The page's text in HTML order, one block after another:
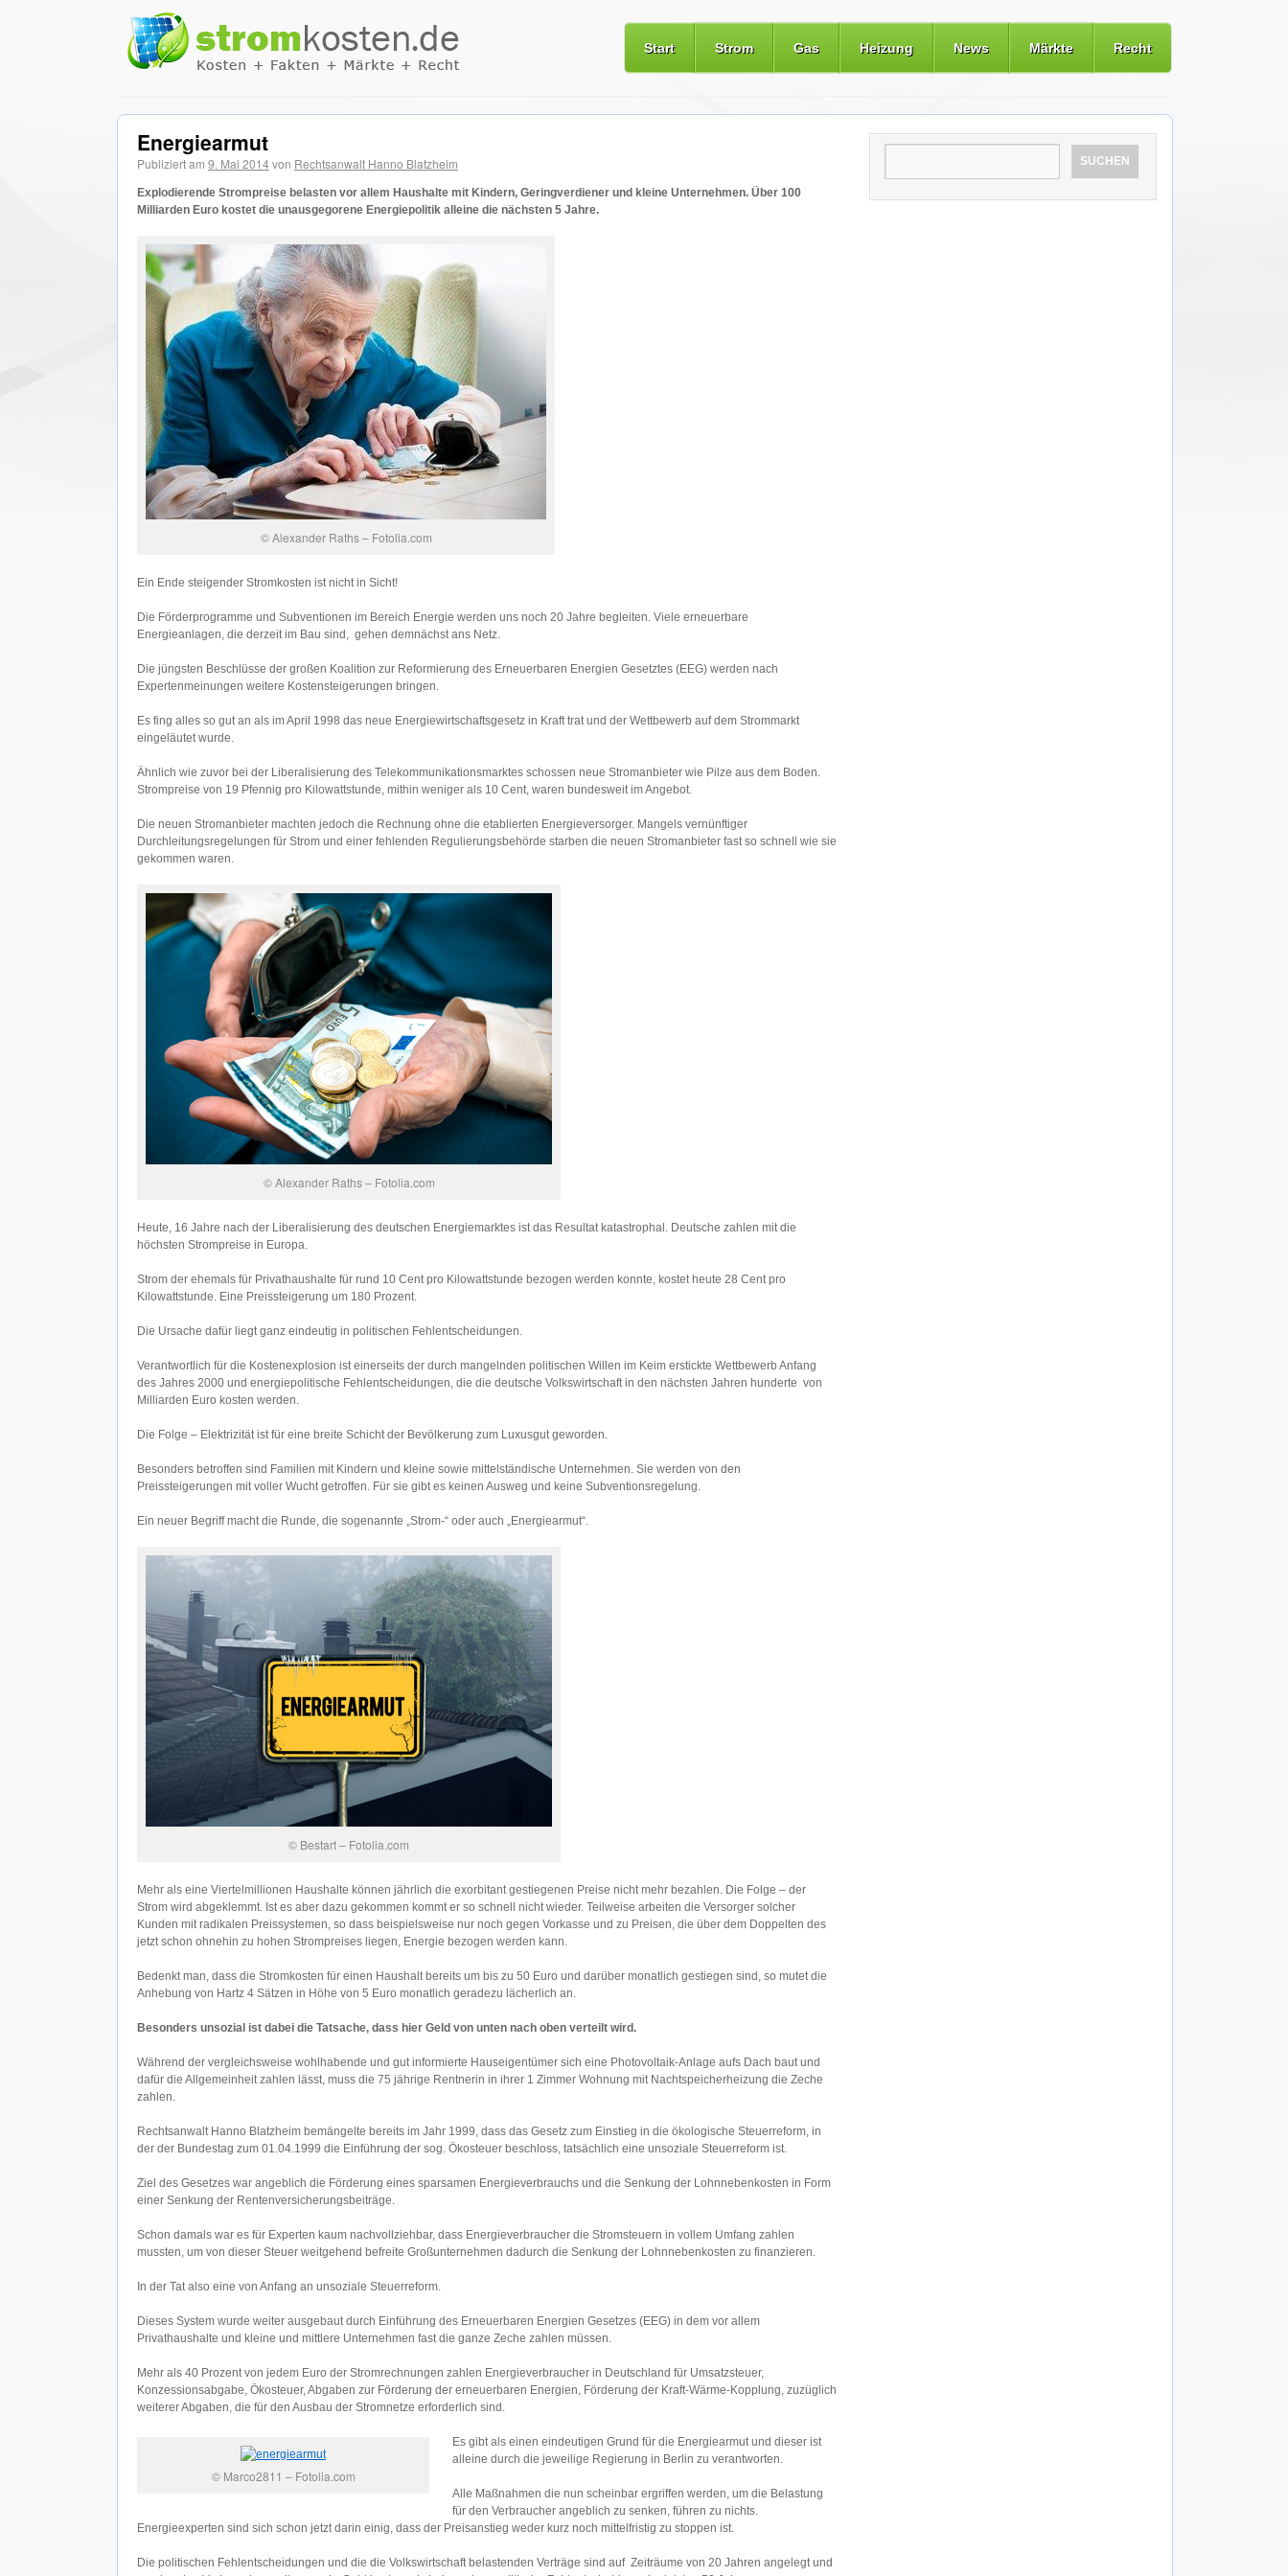
Start Strom Gas Heizung News Märkte Recht
Energiearmut
Publiziert am 9. Mai 2014von Rechtsanwalt Hanno Blatzheim
Explodierende Strompreise belasten vor allem Haushalte mit Kindern, Geringverdiener und kleine Unternehmen. Über 100
Milliarden Euro kostet die unausgegorene Energiepolitik alleine die nächsten 5 Jahre.
© Alexander Raths – Fotolia.com
Ein Ende steigender Stromkosten ist nicht in Sicht!
Die Förderprogramme und Subventionen im Bereich Energie werden uns noch 20 Jahre begleiten. Viele erneuerbare
Energieanlagen, die derzeit im Bau sind, gehen demnächst ans Netz.
Die jüngsten Beschlüsse der großen Koalition zur Reformierung des Erneuerbaren Energien Gesetztes (EEG) werden nach
Expertenmeinungen weitere Kostensteigerungen bringen.
Es fing alles so gut an als im April 1998 das neue Energiewirtschaftsgesetz in Kraft trat und der Wettbewerb auf dem Strommarkt
eingeläutet wurde.
Ähnlich wie zuvor bei der Liberalisierung des Telekommunikationsmarktes schossen neue Stromanbieter wie Pilze aus dem Boden.
Strompreise von 19 Pfennig pro Kilowattstunde, mithin weniger als 10 Cent, waren bundesweit im Angebot.
Die neuen Stromanbieter machten jedoch die Rechnung ohne die etablierten Energieversorger. Mangels vernünftiger
Durchleitungsregelungen für Strom und einer fehlenden Regulierungsbehörde starben die neuen Stromanbieter fast so schnell wie sie
gekommen waren.
© Alexander Raths – Fotolia.com
Heute, 16 Jahre nach der Liberalisierung des deutschen Energiemarktes ist das Resultat katastrophal. Deutsche zahlen mit die
höchsten Strompreise in Europa.
Strom der ehemals für Privathaushalte für rund 10 Cent pro Kilowattstunde bezogen werden konnte, kostet heute 28 Cent pro
Kilowattstunde. Eine Preissteigerung um 180 Prozent.
Die Ursache dafür liegt ganz eindeutig in politischen Fehlentscheidungen.
Verantwortlich für die Kostenexplosion ist einerseits der durch mangelnden politischen Willen im Keim erstickte Wettbewerb Anfang
des Jahres 2000 und energiepolitische Fehlentscheidungen, die die deutsche Volkswirtschaft in den nächsten Jahren hunderte von
Milliarden Euro kosten werden.
Die Folge – Elektrizität ist für eine breite Schicht der Bevölkerung zum Luxusgut geworden.
Besonders betroffen sind Familien mit Kindern und kleine sowie mittelständische Unternehmen. Sie werden von den
Preissteigerungen mit voller Wucht getroffen. Für sie gibt es keinen Ausweg und keine Subventionsregelung.
Ein neuer Begriff macht die Runde, die sogenannte „Strom-“ oder auch „Energiearmut“.
© Bestart – Fotolia.com
Mehr als eine Viertelmillionen Haushalte können jährlich die exorbitant gestiegenen Preise nicht mehr bezahlen. Die Folge – der
Strom wird abgeklemmt. Ist es aber dazu gekommen kommt er so schnell nicht wieder. Teilweise arbeiten die Versorger solcher
Kunden mit radikalen Preissystemen, so dass beispielsweise nur noch gegen Vorkasse und zu Preisen, die über dem Doppelten des
jetzt schon ohnehin zu hohen Strompreises liegen, Energie bezogen werden kann.
Bedenkt man, dass die Stromkosten für einen Haushalt bereits um bis zu 50 Euro und darüber monatlich gestiegen sind, so mutet die
Anhebung von Hartz 4 Sätzen in Höhe von 5 Euro monatlich geradezu lächerlich an.
Besonders unsozial ist dabei die Tatsache, dass hier Geld von unten nach oben verteilt wird.
Während der vergleichsweise wohlhabende und gut informierte Hauseigentümer sich eine Photovoltaik-Anlage aufs Dach baut und
dafür die Allgemeinheit zahlen lässt, muss die 75 jährige Rentnerin in ihrer 1 Zimmer Wohnung mit Nachtspeicherheizung die Zeche
zahlen.
Rechtsanwalt Hanno Blatzheim bemängelte bereits im Jahr 1999, dass das Gesetz zum Einstieg in die ökologische Steuerreform, in
der der Bundestag zum 01.04.1999 die Einführung der sog. Ökosteuer beschloss, tatsächlich eine unsoziale Steuerreform ist.
Ziel des Gesetzes war angeblich die Förderung eines sparsamen Energieverbrauchs und die Senkung der Lohnnebenkosten in Form
einer Senkung der Rentenversicherungsbeiträge.
Schon damals war es für Experten kaum nachvollziehbar, dass Energieverbraucher die Stromsteuern in vollem Umfang zahlen
mussten, um von dieser Steuer weitgehend befreite Großunternehmen dadurch die Senkung der Lohnnebenkosten zu finanzieren.
In der Tat also eine von Anfang an unsoziale Steuerreform.
Dieses System wurde weiter ausgebaut durch Einführung des Erneuerbaren Energien Gesetzes (EEG) in dem vor allem
Privathaushalte und kleine und mittlere Unternehmen fast die ganze Zeche zahlen müssen.
Mehr als 40 Prozent von jedem Euro der Stromrechnungen zahlen Energieverbraucher in Deutschland für Umsatzsteuer,
Konzessionsabgabe, Ökosteuer, Abgaben zur Förderung der erneuerbaren Energien, Förderung der Kraft-Wärme-Kopplung, zuzüglich
weiterer Abgaben, die für den Ausbau der Stromnetze erforderlich sind.
© Marco2811 – Fotolia.com
Es gibt als einen eindeutigen Grund für die Energiearmut und dieser ist
alleine durch die jeweilige Regierung in Berlin zu verantworten.
Alle Maßnahmen die nun scheinbar ergriffen werden, um die Belastung
für den Verbraucher angeblich zu senken, führen zu nichts.
Energieexperten sind sich schon jetzt darin einig, dass der Preisanstieg weder kurz noch mittelfristig zu stoppen ist.
Die politischen Fehlentscheidungen und die die Volkswirtschaft belastenden Verträge sind auf Zeiträume von 20 Jahren angelegt und